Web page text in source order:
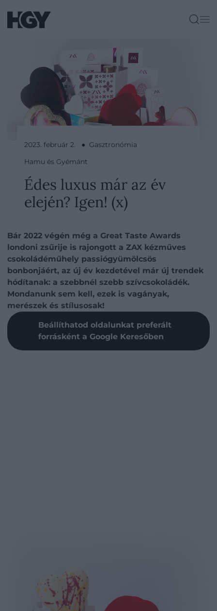
2023. február 2. ● Gasztronómia
Hamu és Gyémánt
Édes luxus már az év
elején? Igen! (x)
Bár 2022 végén még a Great Taste Awards
londoni zsűrije is rajongott a ZAX kézműves
csokoládéműhely passiógyümölcsös
bonbonjáért, az új év kezdetével már új trendek
hódítanak: a szebbnél szebb szívcsokoládék.
Mondanunk sem kell, ezek is vagányak,
merészek és stílusosak!
Beállíthatod oldalunkat preferált
forrásként a Google Keresőben